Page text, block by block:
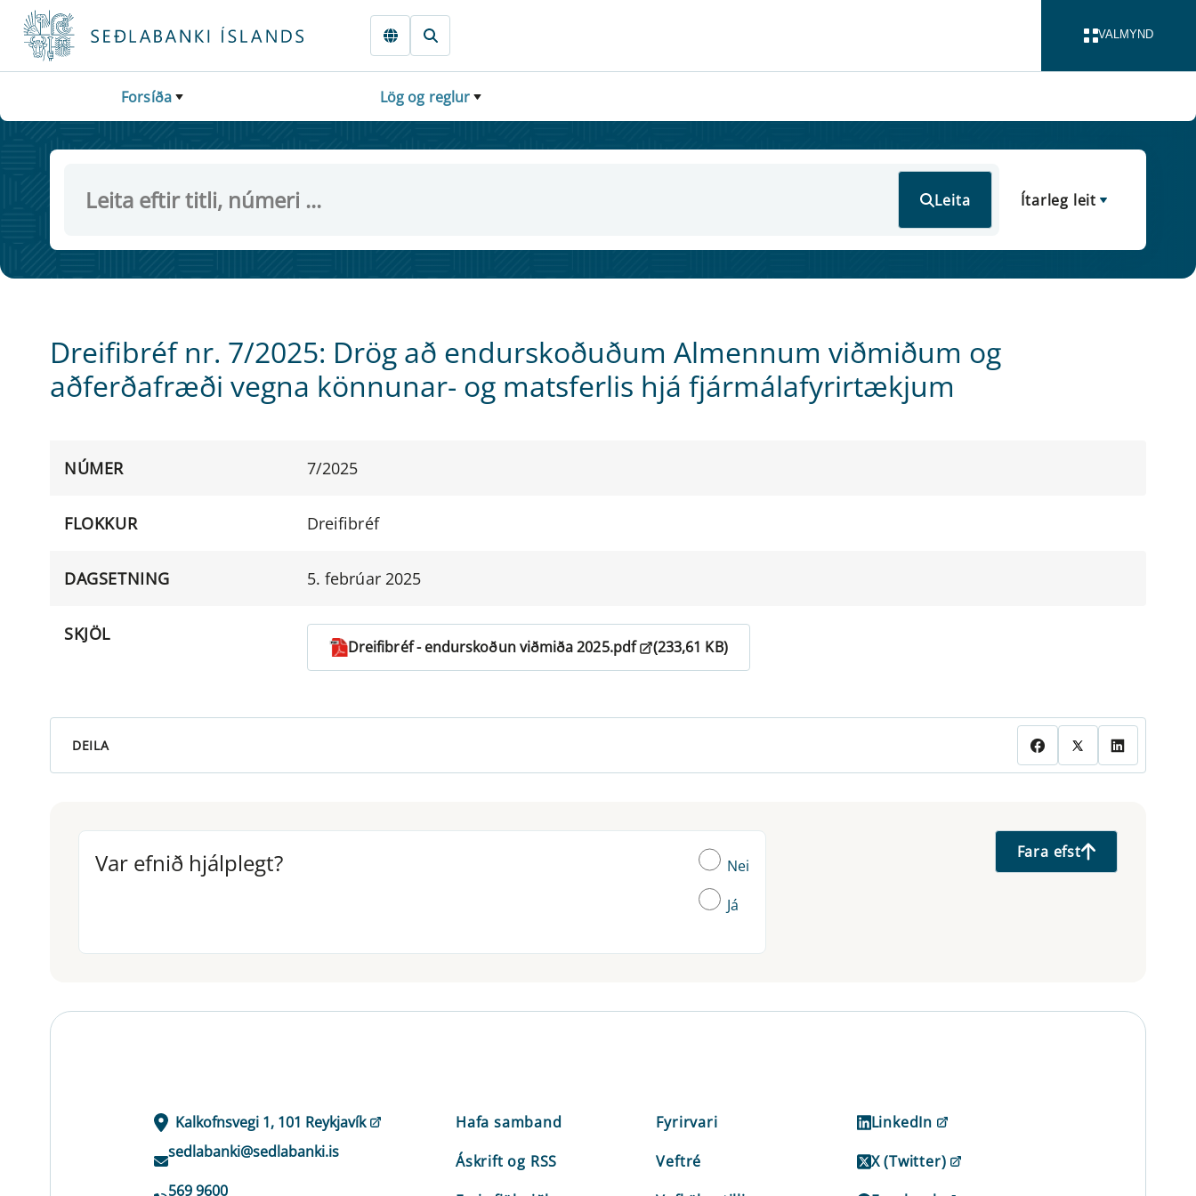
Fara beint í Meginmál
VALMYND
Forsíða Lög og reglur
Leita Ítarleg leit
Dreifibréf nr. 7/2025: Drög að endurskoðuðum Almennum viðmiðum og
aðferðafræði vegna könnunar- og matsferlis hjá fjármálafyrirtækjum
NÚMER 7/2025
FLOKKUR Dreifibréf
DAGSETNING 5. febrúar 2025
SKJÖL
Dreifibréf - endurskoðun viðmiða 2025.pdf (233,61 KB)
DEILA
Var efnið hjálplegt?
Var efnið hjálplegt? Nei
Já
Fara efst
Kalkofnsvegi 1, 101 Reykjavík
sedlabanki@sedlabanki.is
569 9600
Hafa samband
Áskrift og RSS
Fyrirvari
Veftré
LinkedIn
X (Twitter)